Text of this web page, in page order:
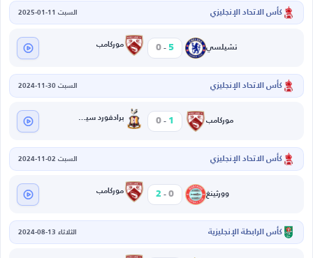
كأس الاتحاد الإنجليزي السبت 11-01-2025
تشيلسي 5
-
0 موركامب
كأس الاتحاد الإنجليزي السبت 30-11-2024
موركامب 1
-
0 برادفورد سيتي
كأس الاتحاد الإنجليزي السبت 02-11-2024
وورثينغ 0
-
2 موركامب
كأس الرابطة الإنجليزية الثلاثاء 13-08-2024